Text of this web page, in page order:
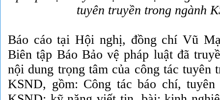
tuyên truyền trong ngành
Báo cáo tại Hội nghị, đồng chí Vũ
Biên tập Báo Bảo vệ pháp luật đã
nội dung trọng tâm của công tác tuyên
KSND, gồm: Công tác báo chí, tuyên